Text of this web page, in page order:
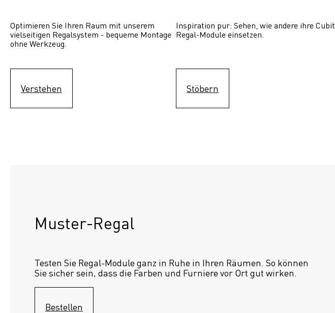
Optimieren Sie Ihren Raum mit unserem
vielseitigen Regalsystem - bequeme Montage
ohne Werkzeug.
Verstehen
Inspiration pur: Sehen, wie andere ihre Cubit
Regal-Module einsetzen.
Stöbern
Muster-Regal
Testen Sie Regal-Module ganz in Ruhe in Ihren Räumen. So können
Sie sicher sein, dass die Farben und Furniere vor Ort gut wirken.
Bestellen